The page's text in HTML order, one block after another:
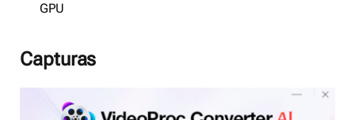
GPU
Capturas